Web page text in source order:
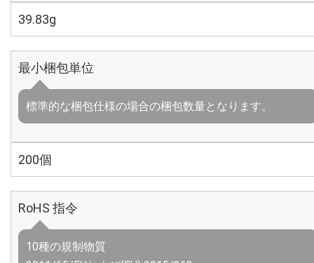
39.83g
最小梱包単位
標準的な梱包仕様の場合の梱包数量となります。
200個
RoHS 指令
10種の規制物質